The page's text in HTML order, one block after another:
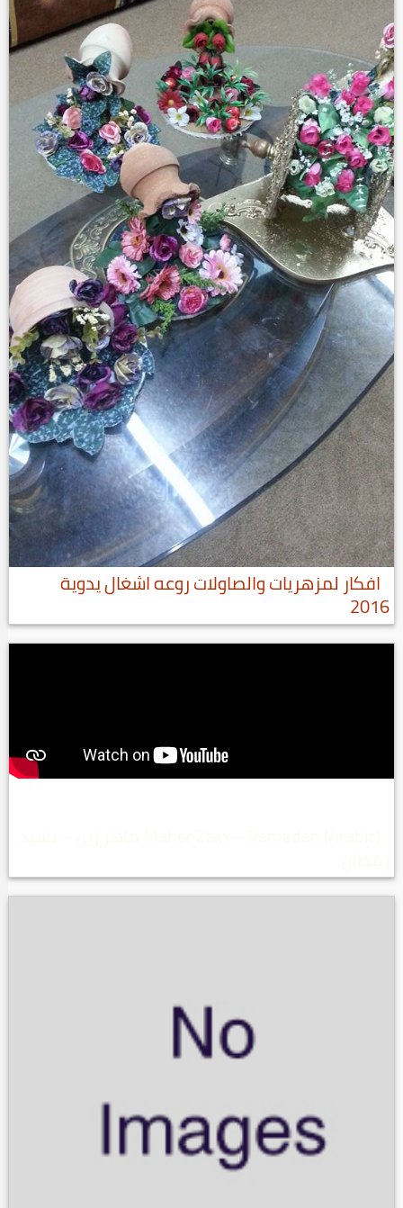
افكار لمزهريات والصاولات روعه اشغال يدوية
2016